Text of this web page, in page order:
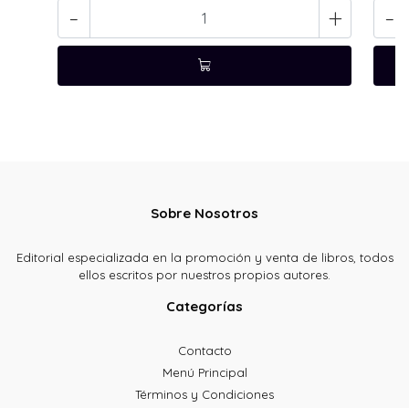
- + -
Sobre Nosotros
Editorial especializada en la promoción y venta de libros, todos
ellos escritos por nuestros propios autores.
Categorías
Contacto
Menú Principal
Términos y Condiciones